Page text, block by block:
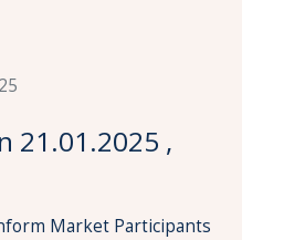
21.01.2025 ,
Market Participants